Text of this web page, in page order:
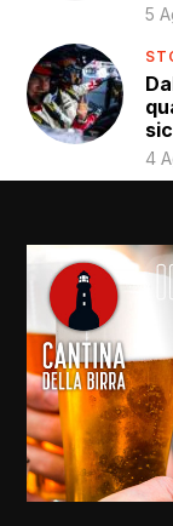
5
4